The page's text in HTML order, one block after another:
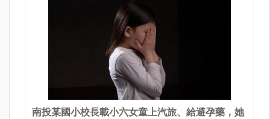
南投某國小校長載小六女童上汽旅、給避孕藥，她